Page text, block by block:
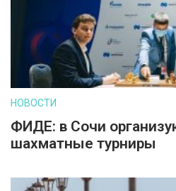
НОВОСТИ
ФИДЕ: в Сочи
шахматные турниры